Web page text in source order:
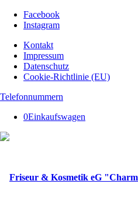
Facebook
Instagram
Kontakt
Impressum
Datenschutz
Cookie-Richtlinie (EU)
Telefonnummern
0Einkaufswagen